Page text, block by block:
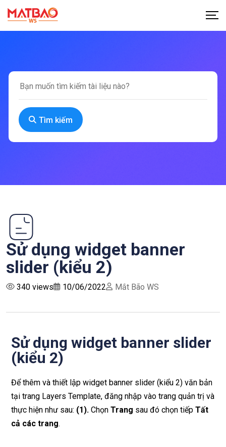
Tìm kiếm
Sử dụng widget banner
slider (kiểu 2)
340 views 10/06/2022 Mắt Bão WS
Sử dụng widget banner slider
(kiểu 2)
Để thêm và thiết lập widget banner slider (kiểu 2) văn bản
tại trang Layers Template, đăng nhập vào trang quản trị và
thực hiện như sau: (1). Chọn Trang sau đó chọn tiếp Tất
cả các trang.